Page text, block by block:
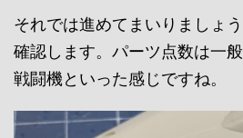
それでは進めてまいりましょ
確認します。パーツ点数は一
戦闘機といった感じですね。